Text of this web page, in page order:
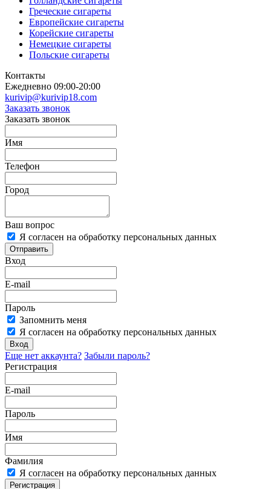
Греческие сигареты
Европейские сигареты
Корейские сигареты
Немецкие сигареты
Польские сигареты
Контакты
Ежедневно 09:00-20:00
kurivip@kurivip18.com
Заказать звонок
Заказать звонок
Имя
Телефон
Город
Ваш вопрос
Я согласен на обработку персональных данных
Отправить
Вход
E-mail
Пароль
Запомнить меня
Я согласен на обработку персональных данных
Вход
Еще нет аккаунта? Забыли пароль?
Регистрация
E-mail
Пароль
Имя
Фамилия
Я согласен на обработку персональных данных
Регистрация